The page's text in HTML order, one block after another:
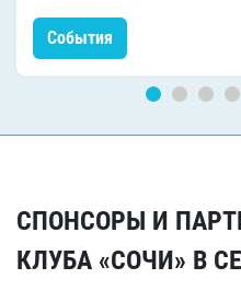
События
СПОНСОРЫ И
КЛУБА «СОЧИ» В